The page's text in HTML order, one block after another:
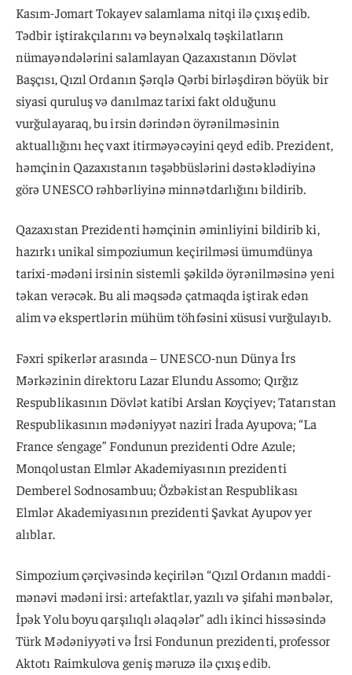
Kasım-Jomart Tokayev salamlama nitqi ilə çıxış edib.
Tədbir iştirakçılarını və beynəlxalq təşkilatların
nümayəndələrini salamlayan Qazaxıstanın Dövlət
Başçısı, Qızıl Ordanın Şərqlə Qərbi birləşdirən böyük bir
siyasi quruluş və danılmaz tarixi fakt olduğunu
vurğulayaraq, bu irsin dərindən öyrənilməsinin
aktuallığını heç vaxt itirməyəcəyini qeyd edib. Prezident,
həmçinin Qazaxıstanın təşəbbüslərini dəstəklədiyinə
görə UNESCO rəhbərliyinə minnətdarlığını bildirib.
Qazaxıstan Prezidenti həmçinin əminliyini bildirib ki,
hazırkı unikal simpoziumun keçirilməsi ümumdünya
tarixi-mədəni irsinin sistemli şəkildə öyrənilməsinə yeni
təkan verəcək. Bu ali məqsədə çatmaqda iştirak edən
alim və ekspertlərin mühüm töhfəsini xüsusi vurğulayıb.
Fəxri spikerlər arasında – UNESCO-nun Dünya İrs
Mərkəzinin direktoru Lazar Elundu Assomo; Qırğız
Respublikasının Dövlət katibi Arslan Koyçiyev; Tatarıstan
Respublikasının mədəniyyət naziri İrada Ayupova; “La
France s’engage” Fondunun prezidenti Odre Azule;
Monqolustan Elmlər Akademiyasının prezidenti
Demberel Sodnosambuu; Özbəkistan Respublikası
Elmlər Akademiyasının prezidenti Şavkat Ayupov yer
alıblar.
Simpozium çərçivəsində keçirilən “Qızıl Ordanın maddi-
mənəvi mədəni irsi: artefaktlar, yazılı və şifahi mənbələr,
İpək Yolu boyu qarşılıqlı əlaqələr” adlı ikinci hissəsində
Türk Mədəniyyəti və İrsi Fondunun prezidenti, professor
Aktotı Raimkulova geniş məruzə ilə çıxış edib.